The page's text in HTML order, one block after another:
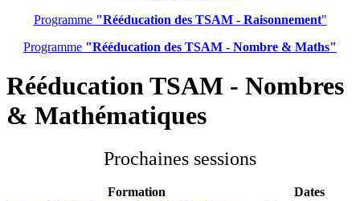
Programme "Rééducation des TSAM - Raisonnement"
Programme "Rééducation des TSAM - Nombre & Maths"
Rééducation TSAM - Nombres
& Mathématiques
Prochaines sessions
Formation
Dates